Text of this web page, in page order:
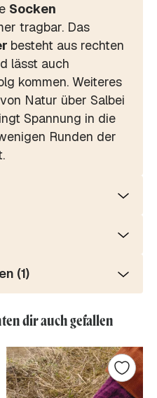
Socken
tragbar. Das
besteht aus rechten
lässt auch
kommen. Weiteres
von Natur über Salbei
Spannung in die
Runden der
(1)
dir auch gefallen